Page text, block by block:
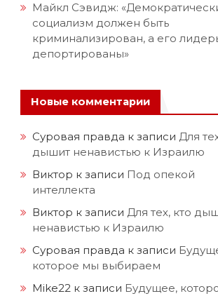
Майкл Сэвидж:
социализм должен быть
криминализирован, а его
депортированы»
Новые комментарии
Суровая правда к записи Для
дышит ненавистью к Израилю
Виктор к записи Под опекой
интеллекта
Виктор к записи Для тех, кто
ненавистью к Израилю
Суровая правда к записи
которое мы выбираем
Mike22 к записи Будущее,